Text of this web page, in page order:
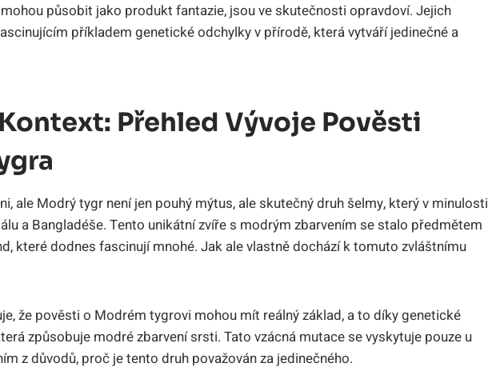
působit jako produkt fantazie, jsou ve skutečnosti opravdoví. Jejich
příkladem genetické odchylky v přírodě, která vytváří jedinečné a
Přehled Vývoje Pověsti
ale Modrý tygr není jen pouhý mýtus, ale skutečný druh šelmy, který v minulosti
a Bangladéše. Tento unikátní zvíře s modrým zbarvením se stalo předmětem
které dodnes fascinují mnohé. Jak ale vlastně dochází k tomuto zvláštnímu
že pověsti o Modrém tygrovi mohou mít reálný základ, a to díky genetické
způsobuje modré zbarvení srsti. Tato vzácná mutace se vyskytuje pouze u
z důvodů, proč je tento druh považován za jedinečného.